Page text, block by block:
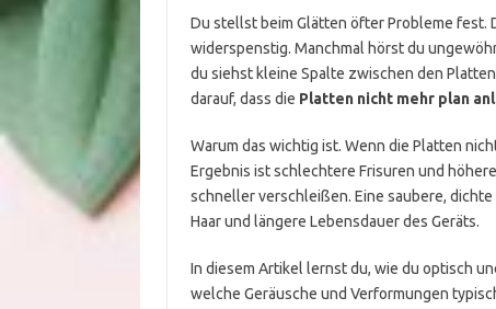
Du stellst beim Glätten öfter Probleme fest.
widerspenstig. Manchmal hörst du
du siehst kleine Spalte zwischen den
darauf, dass die Platten nicht mehr plan
Warum das wichtig ist. Wenn die Platten
Ergebnis ist schlechtere Frisuren und
schneller verschleißen. Eine saubere,
Haar und längere Lebensdauer des Geräts.
In diesem Artikel lernst du, wie du optisch
welche Geräusche und Verformungen